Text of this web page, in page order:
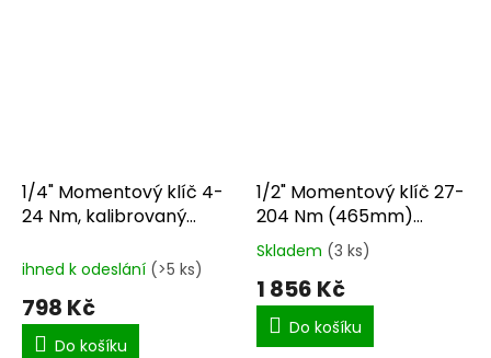
1/4" Momentový klíč 4-
24 Nm, kalibrovaný
ihned k odeslání (>5 ks)
798 Kč
Do košíku
1/2" Momentový klíč 27-
204 Nm (465mm)
AK224
Průměrné
hodnocení
produktu
5,0
Skladem (3 ks)
1 856 Kč
Do košíku